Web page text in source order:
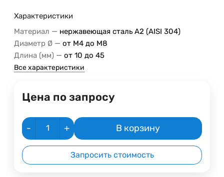
Характеристики
Материал — нержавеющая сталь A2 (AISI 304)
Диаметр Ø — от М4 до М8
Длина (мм) — от 10 до 45
Все характеристики
Цена по запросу
- + В корзину
Запросить стоимость